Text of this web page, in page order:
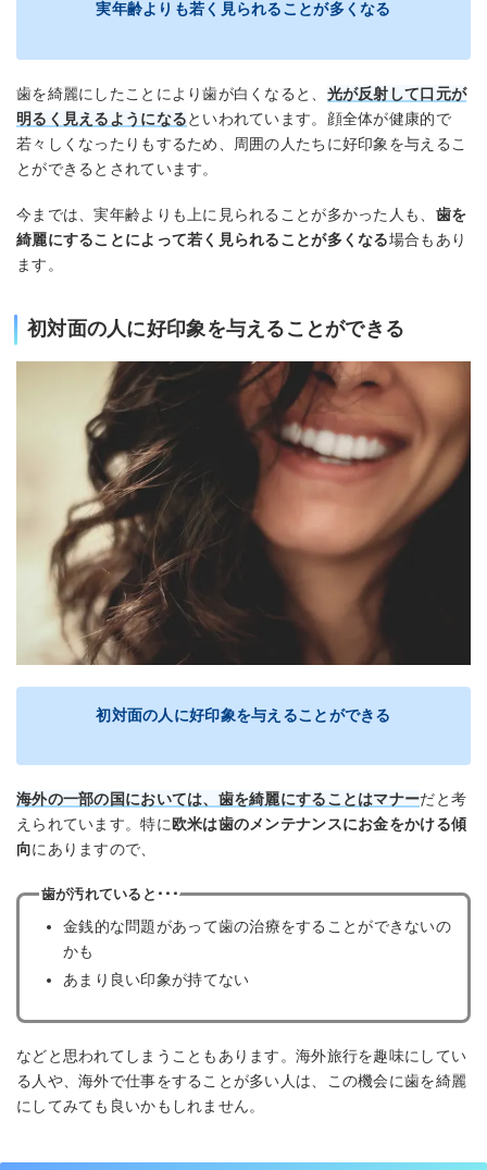
実年齢よりも若く見られることが多くなる
歯を綺麗にしたことにより歯が白くなると、 光が反射して口元が
明るく見えるようになるといわれています。顔全体が健康的で
若々しくなったりもするため、周囲の人たちに好印象を与えるこ
とができるとされています。
今までは、実年齢よりも上に見られることが多かった人も、 歯を
綺麗にすることによって若く見られることが多くなる場合もあり
ます。
初対面の人に好印象を与えることができる
初対面の人に好印象を与えることができる
海外の一部の国においては、歯を綺麗にすることはマナーだと考
えられています。特に欧米は歯のメンテナンスにお金をかける傾
向にありますので、
歯が汚れていると･･･
金銭的な問題があって歯の治療をすることができないの
かも
あまり良い印象が持てない
などと思われてしまうこともあります。海外旅行を趣味にしてい
る人や、海外で仕事をすることが多い人は、この機会に歯を綺麗
にしてみても良いかもしれません。